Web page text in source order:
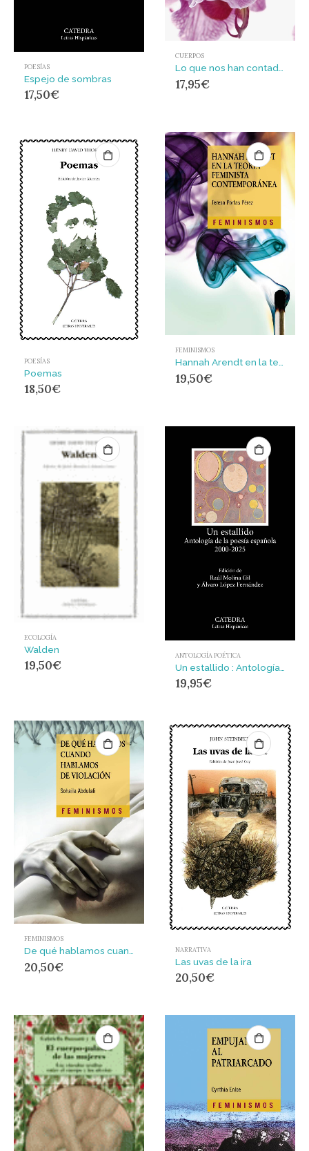
POESÍAS
Espejo de sombras
17,50€
CUERPOS
17,95€
POESÍAS
Poemas
18,50€
FEMINISMOS
19,50€
ECOLOGÍA
Walden
19,50€
ANTOLOGÍA POÉTICA
19,95€
FEMINISMOS
20,50€
NARRATIVA
Las uvas de la ira
20,50€